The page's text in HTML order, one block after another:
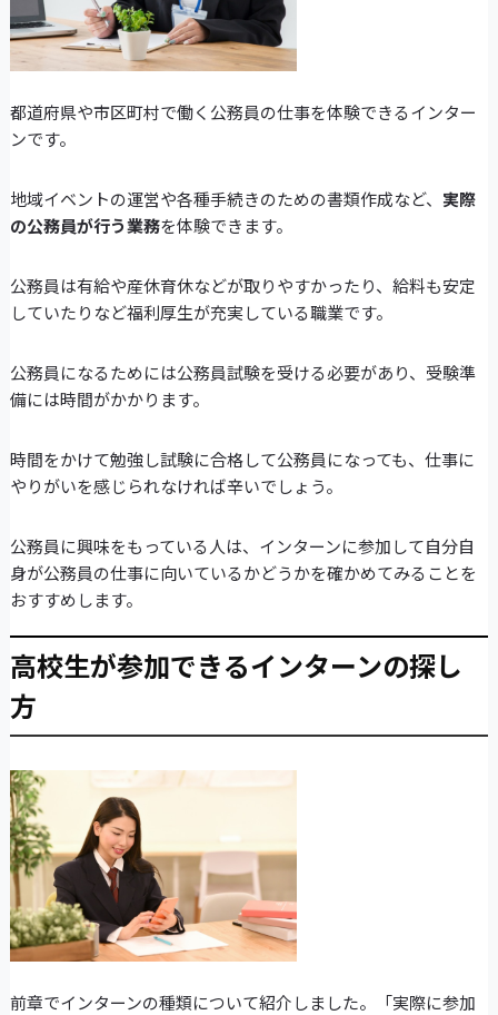
都道府県や市区町村で働く公務員の仕事を体験できるインター
ンです。
地域イベントの運営や各種手続きのための書類作成など、 実際
の公務員が行う業務を体験できます。
公務員は有給や産休育休などが取りやすかったり、給料も安定
していたりなど福利厚生が充実している職業です。
公務員になるためには公務員試験を受ける必要があり、受験準
備には時間がかかります。
時間をかけて勉強し試験に合格して公務員になっても、仕事に
やりがいを感じられなければ辛いでしょう。
公務員に興味をもっている人は、インターンに参加して自分自
身が公務員の仕事に向いているかどうかを確かめてみることを
おすすめします。
高校生が参加できるインターンの探し
方
前章でインターンの種類について紹介しました。「実際に参加